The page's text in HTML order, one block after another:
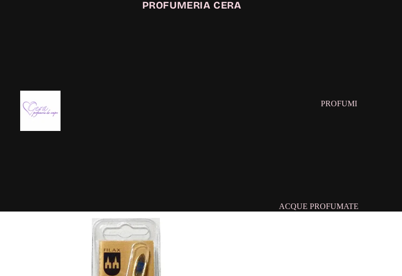
PROFUMERIA CERA
PROFUMI
ACQUE PROFUMATE